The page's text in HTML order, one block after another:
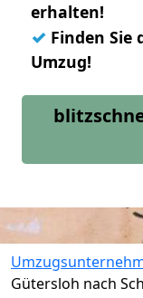
erhalten!
✓ Finden Sie
Umzug!
Gütersloh nach